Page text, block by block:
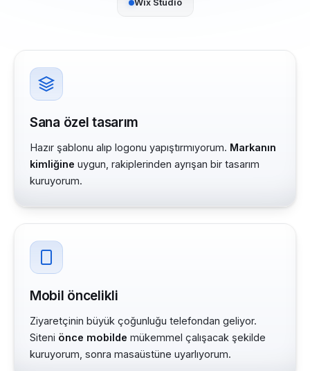
Sana özel tasarım
Hazır şablonu alıp logonu yapıştırmıyorum. Markanın
kimliğine uygun, rakiplerinden ayrışan bir tasarım
kuruyorum.
Mobil öncelikli
Ziyaretçinin büyük çoğunluğu telefondan geliyor.
Siteni önce mobilde mükemmel çalışacak şekilde
kuruyorum, sonra masaüstüne uyarlıyorum.